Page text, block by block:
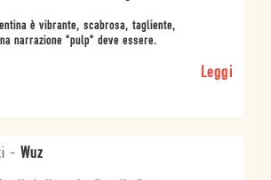
è vibrante, scabrosa, tagliente,
narrazione "pulp" deve essere.
Leggi
- Wuz